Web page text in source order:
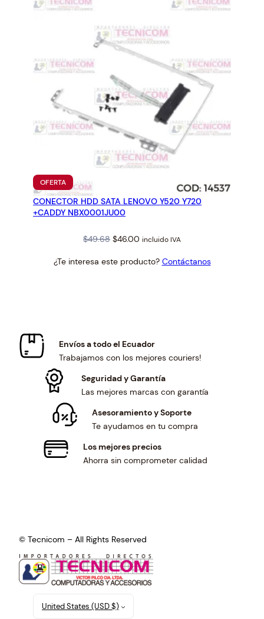
OFERTAPRODUCTO
EN
OFERTA
CONECTOR HDD SATA LENOVO Y520 Y720
+CADDY NBX0001JU00
$49.68 Original
was:
$46.00 Current
is:
incluido IVA
¿Te interesa este producto? Contáctanos
Envíos a todo el Ecuador
Trabajamos con los mejores couriers!
Seguridad y Garantía
Las mejores marcas con garantía
Asesoramiento y Soporte
Te ayudamos en tu compra
Los mejores precios
Ahorra sin comprometer calidad
© Tecnicom – All Rights Reserved
United States (USD $)